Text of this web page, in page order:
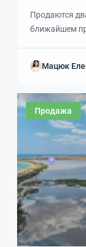
Продаются
ближайшем
— 71 кв.м.
— ракушняк.
все отливы.
летом
Мацюк
Продажа